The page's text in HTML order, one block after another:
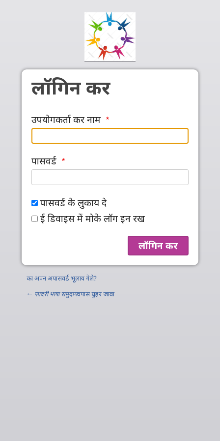
लॉगिन कर
उपयोगकर्ता कर नाम
पासवर्ड
पासवर्ड के लुकाय दे
ई डिवाइस में मोके लॉग इन रख
का अपन अपासवर्ड भूलाय गेले?
← सादरी भाषा समुदायवपास घुइर जावा